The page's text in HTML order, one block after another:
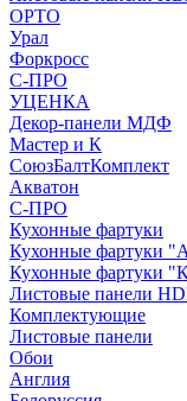
ОРТО
Урал
Форкросс
С-ПРО
УЦЕНКА
Декор-панели МДФ
Мастер и К
СоюзБалтКомплект
Акватон
С-ПРО
Кухонные фартуки
Кухонные фартуки
Кухонные фартуки
Листовые панели
Комплектующие
Листовые панели
Обои
Англия